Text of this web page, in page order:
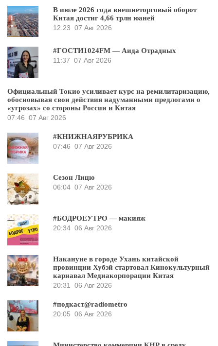
В июле 2026 года внешнеторговый оборот
Китая достиг 4,66 трлн юаней
12:23 07 Авг 2026
#ГОСТИ1024FM — Аида Отрадных
11:37 07 Авг 2026
Официальный Токио усиливает курс на ремилитаризацию,
обосновывая свои действия надуманными предлогами о
«угрозах» со стороны России и Китая
07:46 07 Авг 2026
#КНИЖНАЯРУБРИКА
07:46 07 Авг 2026
Сезон Лицю
06:04 07 Авг 2026
#БОДРОЕУТРО — макияж
20:34 06 Авг 2026
Накануне в городе Ухань китайской
провинции Хубэй стартовал Кинокультурный
карнавал Медиакорпорации Китая
20:31
06 Авг 2026
#подкаст@radiometro
20:05 06 Авг 2026